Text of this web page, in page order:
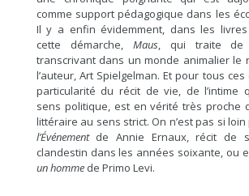
comme support pédagogique dans les
Il y a enfin évidemment, dans les
cette démarche, Maus, qui traite de
transcrivant dans un monde animalier le
l’auteur, Art Spielgelman. Et pour tous
particularité du récit de vie, de l’intime
sens politique, est en vérité très proche
littéraire au sens strict. On n’est pas si
l’Événementde Annie Ernaux, récit de
clandestin dans les années soixante, ou
un hommede Primo Levi.